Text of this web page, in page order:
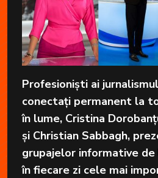
Profesioniști ai
conectați permanent la
în lume, Cristina
și Christian Sabbagh,
grupajelor informative de
în fiecare zi cele mai